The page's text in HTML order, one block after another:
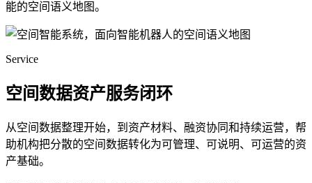
能的空间语义地图。
Service
空间数据资产服务闭环
从空间数据整理开始，到资产材料、融资协同和持续运营，帮
助机构把分散的空间数据转化为可管理、可说明、可运营的资
产基础。